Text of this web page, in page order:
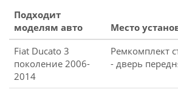
Подходит
моделям авто
Место
Fiat Ducato 3
поколение 2006-
2014
Ремкомплект
- дверь